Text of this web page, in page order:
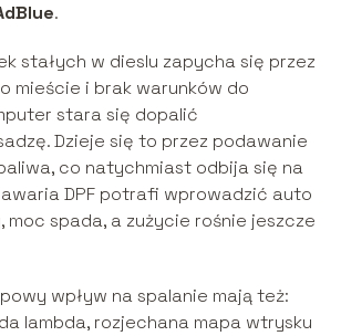
.
stałych w dieslu zapycha się przez
mieście i brak warunków do
stara się dopalić
Dzieje się to przez podawanie
co natychmiast odbija się na
awaria DPF potrafi wprowadzić auto
spada, a zużycie rośnie jeszcze
wpływ na spalanie mają też:
lambda, rozjechana mapa wtrysku